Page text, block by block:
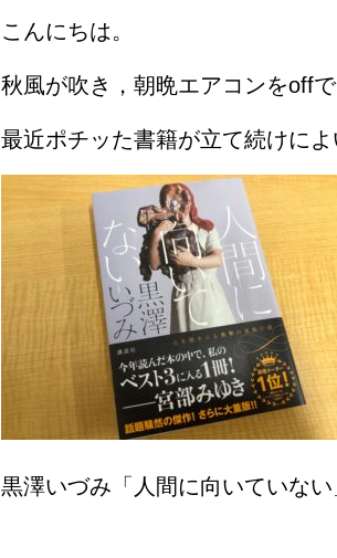
こんにちは。
秋風が吹き，朝晩エアコンをoff
最近ポチッた書籍が立て続けに
黒澤いづみ「人間に向いていない